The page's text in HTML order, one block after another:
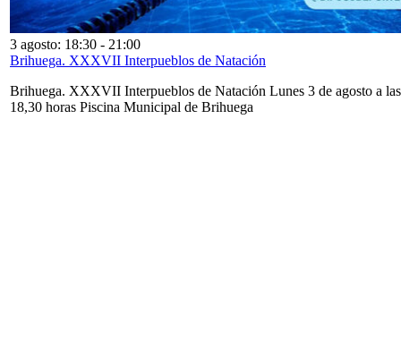
3 agosto: 18:30 - 21:00
Brihuega. XXXVII Interpueblos de Natación
Brihuega. XXXVII Interpueblos de Natación Lunes 3 de agosto a las
18,30 horas Piscina Municipal de Brihuega